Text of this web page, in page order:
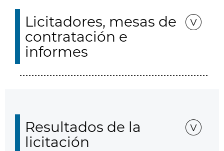
Licitadores, mesas de
contratación e
informes
Resultados de la
licitación